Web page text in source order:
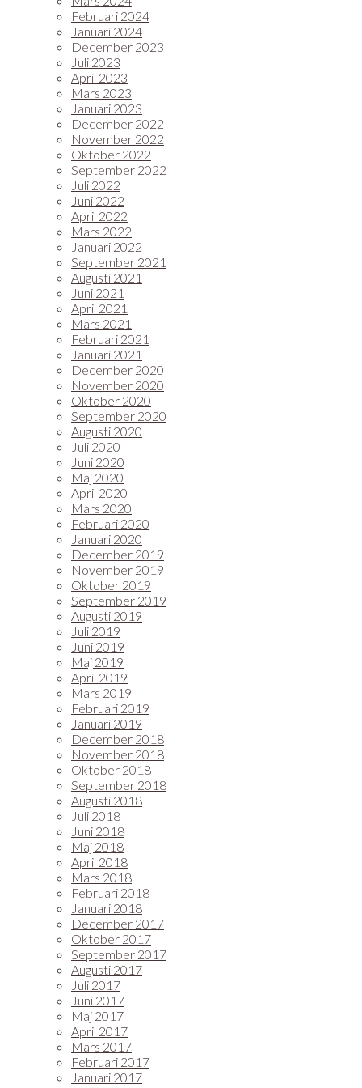
Februari 2024
Januari 2024
December 2023
Juli 2023
April 2023
Mars 2023
Januari 2023
December 2022
November 2022
Oktober 2022
September 2022
Juli 2022
Juni 2022
April 2022
Mars 2022
Januari 2022
September 2021
Augusti 2021
Juni 2021
April 2021
Mars 2021
Februari 2021
Januari 2021
December 2020
November 2020
Oktober 2020
September 2020
Augusti 2020
Juli 2020
Juni 2020
Maj 2020
April 2020
Mars 2020
Februari 2020
Januari 2020
December 2019
November 2019
Oktober 2019
September 2019
Augusti 2019
Juli 2019
Juni 2019
Maj 2019
April 2019
Mars 2019
Februari 2019
Januari 2019
December 2018
November 2018
Oktober 2018
September 2018
Augusti 2018
Juli 2018
Juni 2018
Maj 2018
April 2018
Mars 2018
Februari 2018
Januari 2018
December 2017
Oktober 2017
September 2017
Augusti 2017
Juli 2017
Juni 2017
Maj 2017
April 2017
Mars 2017
Februari 2017
Januari 2017